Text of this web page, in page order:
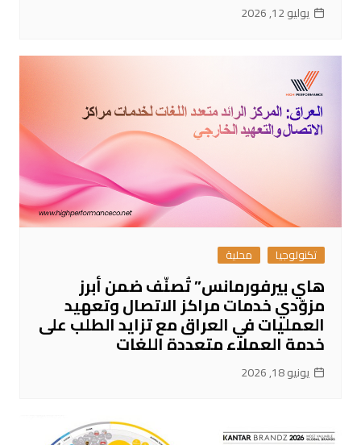
يوليو 12, 2026
تكنولوجيا محلية
هاي بيرفورمانس” تُصنّف ضمن أبرز
مزوّدي خدمات مراكز الاتصال وتعهيد
العمليات في العراق مع تزايد الطلب على
خدمة العملاء متعددة اللغات
يونيو 18, 2026